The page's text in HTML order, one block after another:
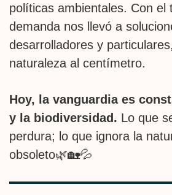
políticas ambientales. Con el
demanda nos llevó a
desarrolladores y
naturaleza al centímetro.
Hoy, la vanguardia es
y la biodiversidad. Lo que
perdura; lo que ignora la
obsoleto🌿🏡💦